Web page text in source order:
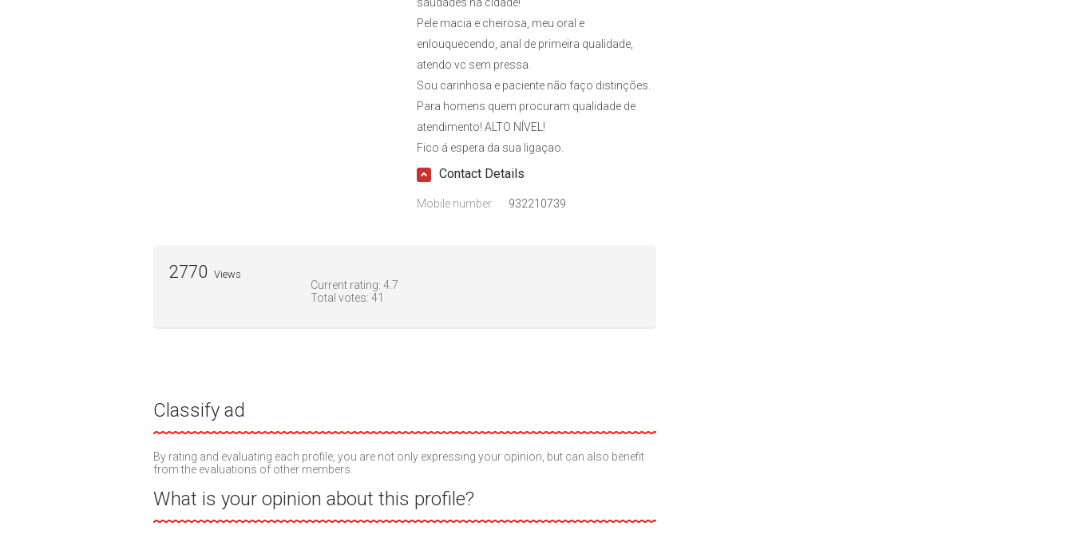
Pele macia e cheirosa, meu oral e
enlouquecendo, anal de primeira qualidade,
atendo vc sem pressa.
Sou carinhosa e paciente não faço distinções.
Para homens quem procuram qualidade de
atendimento! ALTO NÍVEL!
Fico á espera da sua ligaçao.
Contact Details
Mobile number 932210739
Current rating: 4.7
Total votes: 41
2770 Views
Classify ad
By rating and evaluating each profile, you are not only expressing your opinion, but can also benefit
from the evaluations of other members.
What is your opinion about this profile?